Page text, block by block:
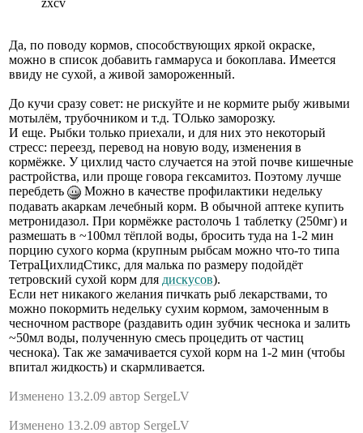
Да, по поводу кормов, способствующих яркой окраске,
можно в список добавить гаммаруса и бокоплава. Имеется
ввиду не сухой, а живой замороженный.
До кучи сразу совет: не рискуйте и не кормите рыбу живыми
мотылём, трубочником и т.д. ТОлько заморозку.
И еще. Рыбки только приехали, и для них это некоторый
стресс: переезд, перевод на новую воду, изменения в
кормёжке. У цихлид часто случается на этой почве кишечные
растройства, или проще говора гексамитоз. Поэтому лучше
перебдеть
Можно в качестве профилактики недельку
подавать акаркам лечебный корм. В обычной аптеке купить
метронидазол. При кормёжке растолочь 1 таблетку (250мг) и
размешать в ~100мл тёплой воды, бросить туда на 1-2 мин
порцию сухого корма (крупным рыбсам можно что-то типа
ТетраЦихлидСтикс, для малька по размеру подойдёт
тетровский сухой корм для дискусов).
Если нет никакого желания пичкать рыб лекарствами, то
можно покормить недельку сухим кормом, замоченным в
чесночном растворе (раздавить один зубчик чеснока и залить
~50мл воды, полученную смесь процедить от частиц
чеснока). Так же замачивается сухой корм на 1-2 мин (чтобы
впитал жидкость) и скармливается.
Изменено 13.2.09 автор SergeLV
Изменено 13.2.09 автор SergeLV